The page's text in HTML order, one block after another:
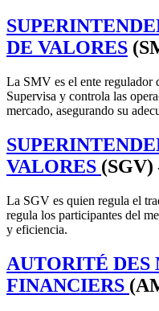
DE VALORES
La SMV es el ente regulador
Supervisa y controla las
mercado, asegurando su
VALORES (SGV)
La SGV es quien regula el
regula los participantes del
y eficiencia.
AUTORITÉ DES
FINANCIERS